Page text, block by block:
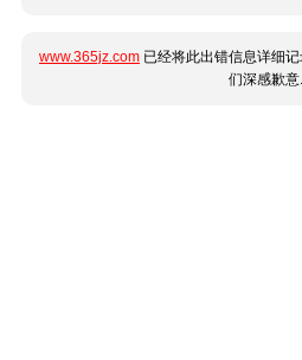
www.365jz.com 已经将此出错信息详细
们深感歉意.